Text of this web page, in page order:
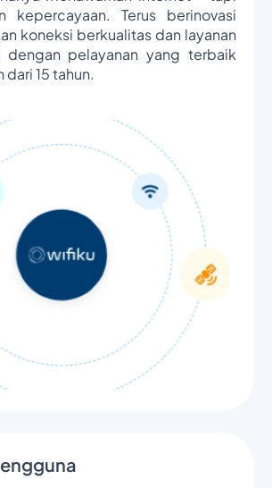
kepercayaan. Terus berinovasi
koneksi berkualitas dan layanan
dengan pelayanan yang terbaik
15 tahun.